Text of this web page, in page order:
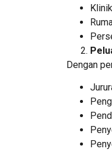
Dengan